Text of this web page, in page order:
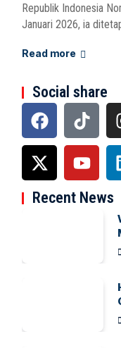
Republik Indonesia
Januari 2026, ia
Read more
Social share
Recent News